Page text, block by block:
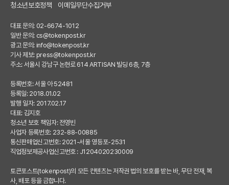
청소년보호정책
이메일무단수집거부
대표 문의: 02-6674-1012
일반 문의: cs@tokenpost.kr
광고 문의: info@tokenpost.kr
기사 제보: press@tokenpost.kr
주소: 서울시 강남구 논현로 614 ARTISAN 빌딩 6층, 7층
등록번호: 서울 아 52481
등록일: 2018.01.02
발행 일자: 2017.02.17
대표: 김지호
청소년 보호 책임자: 전영빈
사업자 등록번호: 232-88-00885
통신판매업신고번호: 2021-서울 영등포-2531
직업정보제공사업신고번호 : J1204020230009
토큰포스트(tokenpost)의 모든 컨텐츠는 저작권 법의 보호를 받는 바, 무단 전재, 복
사, 배포 등을 금합니다.